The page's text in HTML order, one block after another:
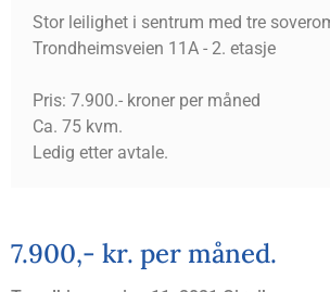
Stor leilighet i sentrum med tre
Trondheimsveien 11A - 2. etasje
Pris: 7.900.- kroner per måned
Ca. 75 kvm.
Ledig etter avtale.
7.900,- kr. per måned.